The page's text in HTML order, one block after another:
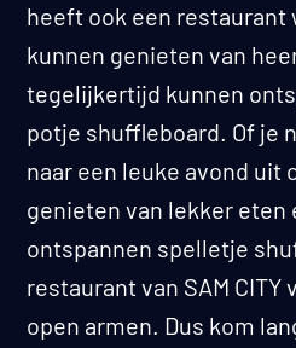
heeft ook een restaurant
kunnen genieten van
tegelijkertijd kunnen
potje shuffleboard. Of je
naar een leuke avond uit
genieten van lekker eten
ontspannen spelletje
restaurant van SAM
open armen. Dus kom